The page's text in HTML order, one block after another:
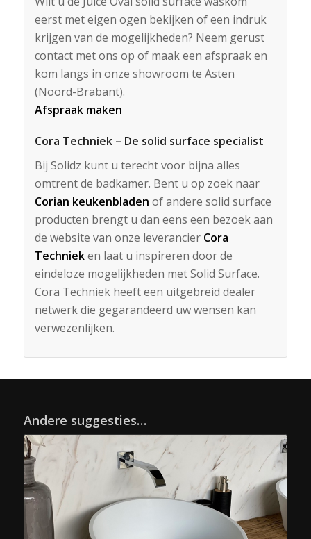
eerst met eigen ogen bekijken of een indruk
krijgen van de mogelijkheden? Neem gerust
contact met ons op of maak een afspraak en
kom langs in onze showroom te Asten
(Noord-Brabant).
Afspraak maken
Cora Techniek – De solid surface specialist
Bij Solidz kunt u terecht voor bijna alles
omtrent de badkamer. Bent u op zoek naar
Corian keukenbladen of andere solid surface
producten brengt u dan eens een bezoek aan
de website van onze leverancier Cora
Technieken laat u inspireren door de
eindeloze mogelijkheden met Solid Surface.
Cora Techniek heeft een uitgebreid dealer
netwerk die gegarandeerd uw wensen kan
verwezenlijken.
Andere suggesties…